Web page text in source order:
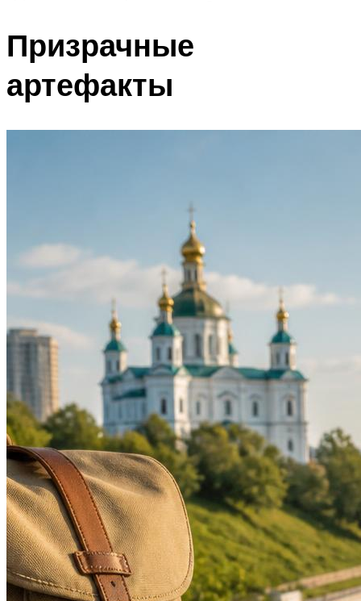
Призрачные
артефакты